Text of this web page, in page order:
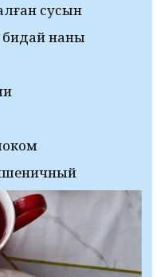
сусын
наны